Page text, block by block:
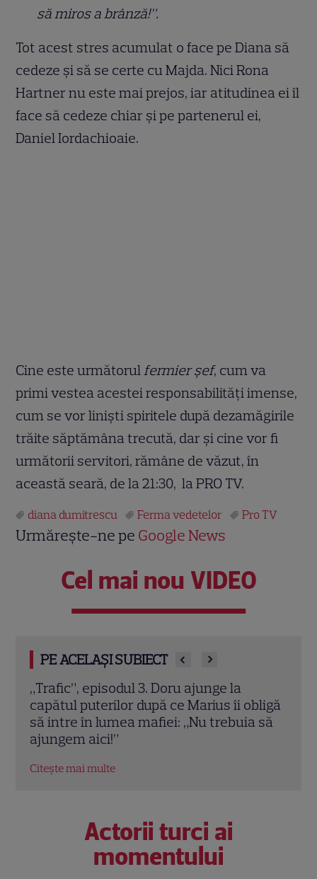
să miros a brânză!”.
Tot acest stres acumulat o face pe Diana să
cedeze și să se certe cu Majda. Nici Rona
Hartner nu este mai prejos, iar atitudinea ei îl
face să cedeze chiar și pe partenerul ei,
Daniel Iordachioaie.
Cine este următorul fermier șef, cum va
primi vestea acestei responsabilități imense,
cum se vor liniști spiritele după dezamăgirile
trăite săptămâna trecută, dar și cine vor fi
următorii servitori, rămâne de văzut, în
această seară, de la 21:30, la PRO TV.
diana dumitrescu Ferma vedetelor Pro TV
Urmărește-ne pe Google News
Cel mai nou VIDEO
PE ACELAȘI SUBIECT
Ultimul episod „Leyla” la Pro TV. Când se
termină serialul turcesc și ce urmează în
grilă
Citește mai multe
Actorii turci ai
momentului